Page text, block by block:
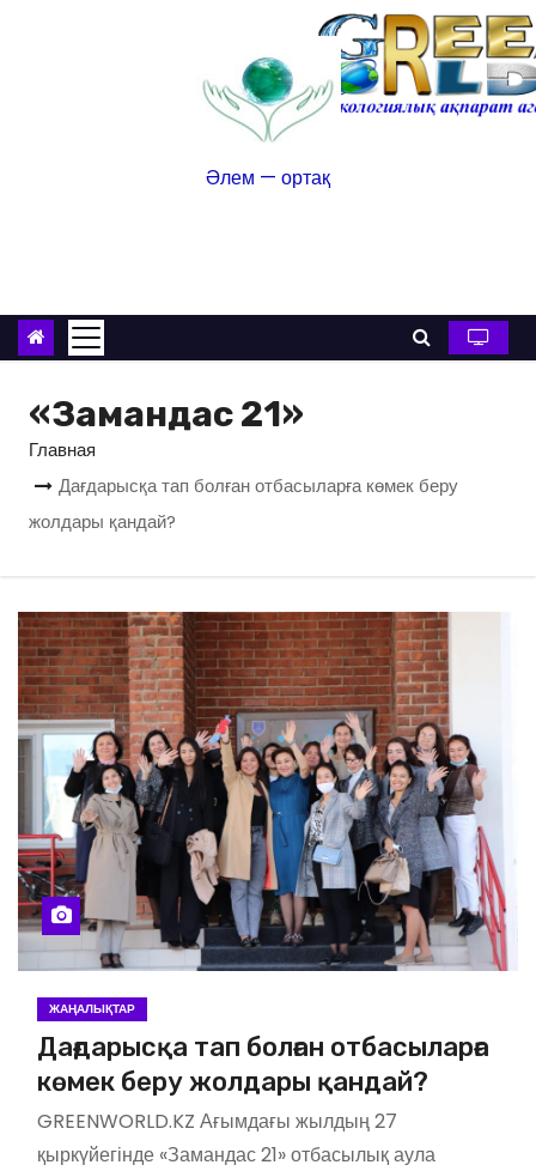
Әлем — ортақ
«Замандас 21»
Главная
Дағдарысқа тап болған отбасыларға көмек беру
жолдары қандай?
ЖАҢАЛЫҚТАР
Дағдарысқа тап болған отбасыларға
көмек беру жолдары қандай?
GREENWORLD.KZ Ағымдағы жылдың 27
қыркүйегінде «Замандас 21» отбасылық аула